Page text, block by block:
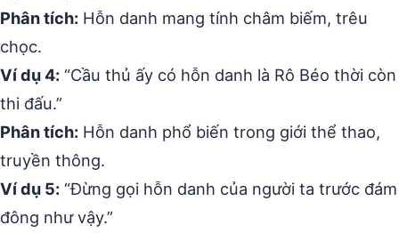
Phân tích: Hỗn danh mang tính châm biếm, trêu
chọc.
Ví dụ 4: “Cầu thủ ấy có hỗn danh là Rô Béo thời còn
thi đấu.”
Phân tích: Hỗn danh phổ biến trong giới thể thao,
truyền thông.
Ví dụ 5: “Đừng gọi hỗn danh của người ta trước đám
đông như vậy.”